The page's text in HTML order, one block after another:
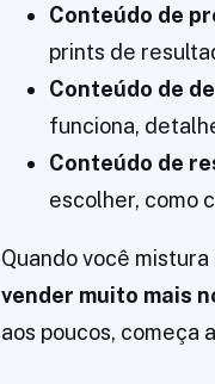
Conteúdo de
prints de
Conteúdo de
funciona,
Conteúdo de
escolher, como
Quando você
vender muito mais
aos poucos, começa